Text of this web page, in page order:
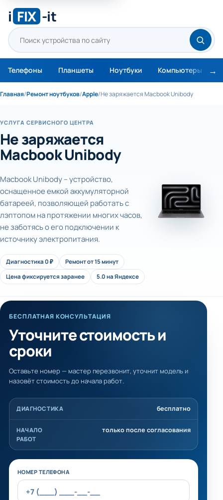
i FIX -it
Телефоны Планшеты Ноутбуки Компьютеры
Главная/Ремонт ноутбуков/Apple/Не заряжается Macbook Unibody
УСЛУГА СЕРВИСНОГО ЦЕНТРА
Не заряжается
Macbook Unibody
Macbook Unibody – устройство,
оснащенное емкой аккумуляторной
батареей, позволяющей работать с
лэптопом на протяжении многих часов,
не заботясь о его подключении к
источнику электропитания.
Диагностика 0 ₽
Ремонт от 15 минут
Цена фиксируется заранее
5.0 на Яндексе
БЕСПЛАТНАЯ КОНСУЛЬТАЦИЯ
Уточните стоимость и
сроки
Оставьте номер — мастер перезвонит, уточнит модель и
назовёт стоимость до начала работ.
ДИАГНОСТИКА бесплатно
НАЧАЛО
РАБОТ
только после согласования
Не заполняйте это поле
НОМЕР ТЕЛЕФОНА